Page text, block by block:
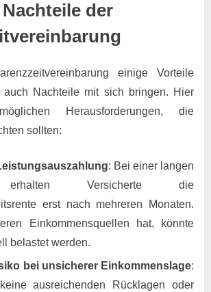
der
einige Vorteile
auch Nachteile mit sich bringen. Hier
Herausforderungen, die
sollten:
: Bei einer langen
erhalten Versicherte die
erst nach mehreren Monaten.
Einkommensquellen hat, könnte
belastet werden.
bei unsicherer Einkommenslage:
ausreichenden Rücklagen oder